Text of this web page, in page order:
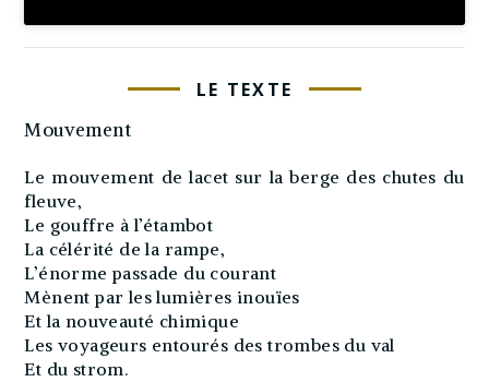
LE TEXTE
Mouvement
Le mouvement de lacet sur la berge des chutes du
fleuve,
Le gouffre à l’étambot
La célérité de la rampe,
L’énorme passade du courant
Mènent par les lumières inouïes
Et la nouveauté chimique
Les voyageurs entourés des trombes du val
Et du strom.